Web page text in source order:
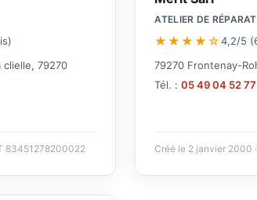
clielle, 79270
83451278200022
ATELIER DE
★★★★☆4,2/5
79270 Frontenay-
Tél. :05 49 04 52 77
Créé le 2 janvier 2000